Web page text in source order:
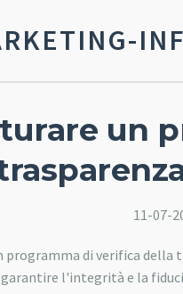
un
11-07-
di verifica della
garantire l'integrità e la